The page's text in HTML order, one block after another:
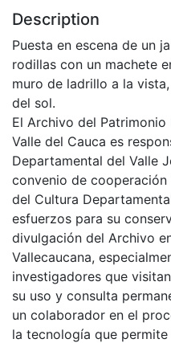
Description
Puesta en escena de un
rodillas con un machete
muro de ladrillo a la
del sol.
El Archivo del
Valle del Cauca es
Departamental del Valle
convenio de
del Cultura
esfuerzos para su
divulgación del Archivo
Vallecaucana,
investigadores que
su uso y consulta
un colaborador en el
la tecnología que